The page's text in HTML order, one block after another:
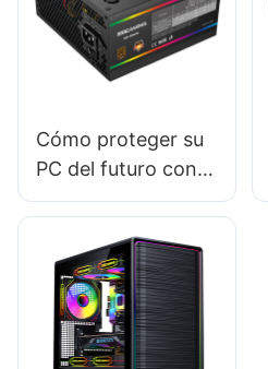
Cómo proteger su
PC del futuro con
las fuentes de
adecuadas